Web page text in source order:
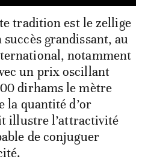
tradition est le zellige
grandissant, au
notamment
un prix oscillant
dirhams le mètre
la quantité d’or
illustre l’attractivité
de conjuguer